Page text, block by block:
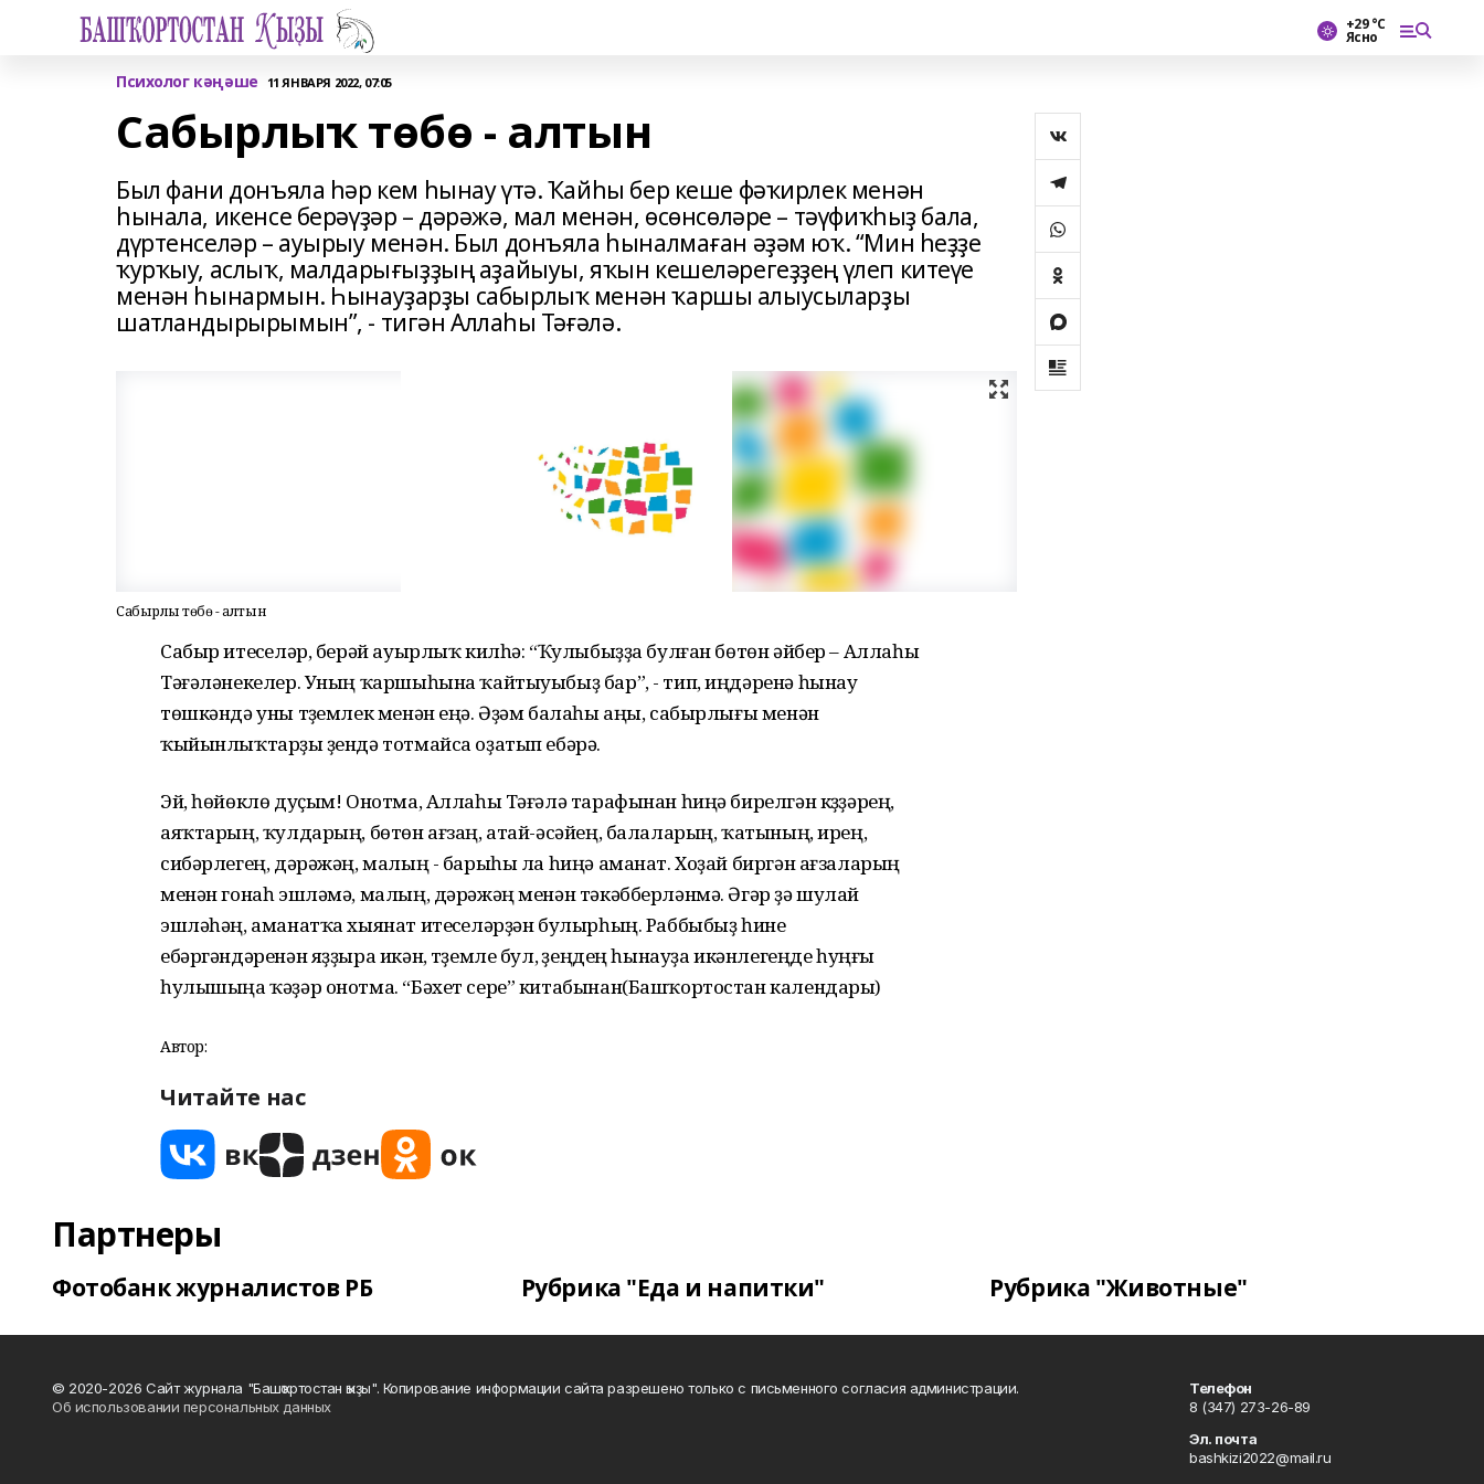
+29 °С
Ясно
Психолог кәңәше 11 ЯНВАРЯ 2022, 07:05
Сабырлыҡ төбө - алтын
Был фани донъяла һәр кем һынау үтә. Ҡайһы бер кеше фәҡирлек менән
һынала, икенсе берәүҙәр – дәрәжә, мал менән, өсөнсөләре – тәүфиҡһыҙ бала,
дүртенселәр – ауырыу менән. Был донъяла һыналмаған әҙәм юҡ. “Мин һеҙҙе
ҡурҡыу, аслыҡ, малдарығыҙҙың аҙайыуы, яҡын кешеләрегеҙҙең үлеп китеүе
менән һынармын. Һынауҙарҙы сабырлыҡ менән ҡаршы алыусыларҙы
шатландырырымын”, - тигән Аллаһы Тәғәлә.
Сабырлыҡ төбө - алтын
Сабыр итеүселәр, берәй ауырлыҡ килһә: “Ҡулыбыҙҙа булған бөтөн әйбер – Аллаһы
Тәғәләнекелер. Уның ҡаршыһына ҡайтыуыбыҙ бар”, - тип, иңдәренә һынау
төшкәндә уны түҙемлек менән еңә. Әҙәм балаһы аңы, сабырлығы менән
ҡыйынлыҡтарҙы үҙендә тотмайса оҙатып ебәрә.
Эй, һөйөклө дуҫым! Онотма, Аллаһы Тәғәлә тарафынан һиңә бирелгән күҙҙәрең,
аяҡтарың, ҡулдарың, бөтөн ағзаң, атай-әсәйең, балаларың, ҡатының, ирең,
сибәрлегең, дәрәжәң, малың - барыһы ла һиңә аманат. Хоҙай биргән ағзаларың
менән гонаһ эшләмә, малың, дәрәжәң менән тәкәбберләнмә. Әгәр ҙә шулай
эшләһәң, аманатҡа хыянат итеүселәрҙән булырһың. Раббыбыҙ һине
ебәргәндәренән яҙҙыра икән, түҙемле бул, үҙеңдең һынауҙа икәнлегеңде һуңғы
һулышыңа ҡәҙәр онотма. “Бәхет сере” китабынан(Башҡортостан календары)
Автор:
Читайте нас
Партнеры
Фотобанк журналистов РБ Рубрика "Еда и напитки" Рубрика "Животные"
© 2020-2026 Сайт журнала "Башҡортостан ҡыҙы". Копирование информации сайта разрешено только с письменного согласия администрации.
Об использовании персональных данных
Телефон
8 (347) 273-26-89
Эл. почта
bashkizi2022@mail.ru